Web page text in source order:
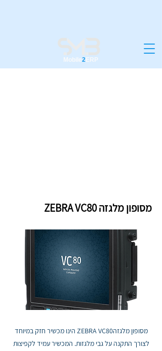
Mobile2ERP
מסופון מלגזה ZEBRA VC80
מסופון מלגזהZEBRA VC80 הינו מכשיר חזק במיוחד
לצורך התקנה על גבי מלגזות. המכשיר עמיד לקפיצות